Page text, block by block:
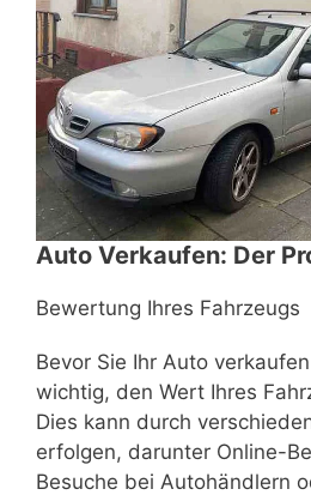
Auto Verkaufen: Der
Bewertung Ihres Fahrzeugs
Bevor Sie Ihr Auto
wichtig, den Wert Ihres
Dies kann durch
erfolgen, darunter Online-
Besuche bei Autohändlern